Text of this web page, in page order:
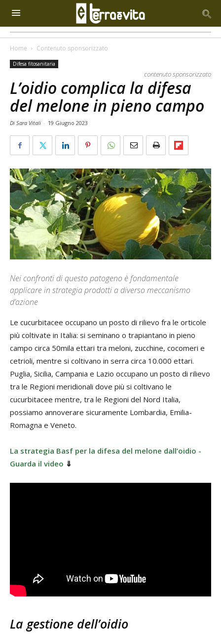
Home Contenuto sponsorizzato
Difesa fitosanitaria
contenuto sponsorizzato
L’oidio complica la difesa
del melone in pieno campo
Di Sara Vitali - 19 Giugno 2023
Nei confronti di questo patogeno è fondamentale
applicare in strategia prodotti a diverso meccanismo
d’azione
Le cucurbitacee occupano un posto di rilievo fra le orticole
più coltivate in Italia: si seminano o trapiantano in pieno
campo circa 50mila ettari tra meloni, zucchine, cocomeri e
cetrioli, mentre si coltivano in serra circa 10.000 ettari.
Puglia, Sicilia, Campania e Lazio occupano un posto di rilievo
tra le Regioni meridionali dove più si coltivano le
cucurbitacee mentre, tra le Regioni del Nord Italia,
possiamo annoverare sicuramente Lombardia, Emilia-
Romagna e Veneto.
La strategia Basf per la difesa del melone dall’oidio -
Guarda il video ⇓
La gestione dell’oidio